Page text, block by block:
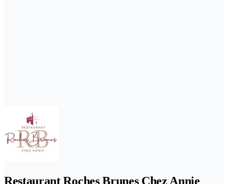
Restaurant Roches Brunes Chez Annie